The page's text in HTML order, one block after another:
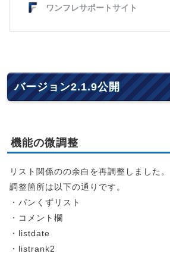
バージョン2.1.9公開
機能の微調整
リスト関係のの余白を再調整しました。
調整箇所は以下の通りです。
・パンくずリスト
・コメント欄
・listdate
・listrank2